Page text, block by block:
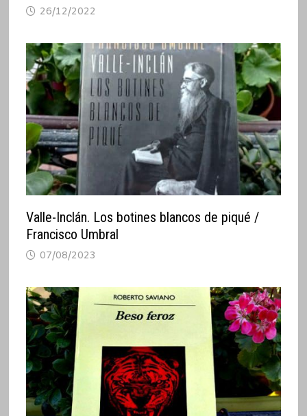
26/12/2022
Valle-Inclán. Los botines blancos de piqué /
Francisco Umbral
07/08/2023